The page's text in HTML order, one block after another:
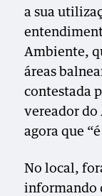
a sua
Ambiente,
áreas
contestada
vereador do
agora que
No local,
informando